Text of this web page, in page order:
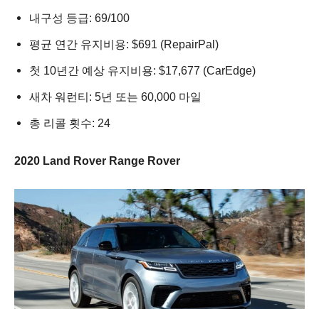
내구성 등급: 69/100
평균 연간 유지비용: $691 (RepairPal)
첫 10년간 예상 유지비용: $17,677 (CarEdge)
새차 워런티: 5년 또는 60,000 마일
총 리콜 횟수: 24
2020 Land Rover Range Rover